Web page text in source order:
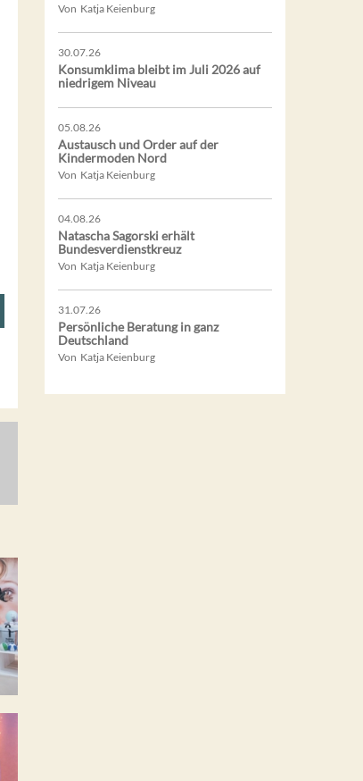
Von Katja Keienburg
30.07.26
Konsumklima bleibt im Juli 2026 auf
niedrigem Niveau
05.08.26
Austausch und Order auf der
Kindermoden Nord
Von Katja Keienburg
04.08.26
Natascha Sagorski erhält
Bundesverdienstkreuz
Von Katja Keienburg
31.07.26
Persönliche Beratung in ganz
Deutschland
Von Katja Keienburg